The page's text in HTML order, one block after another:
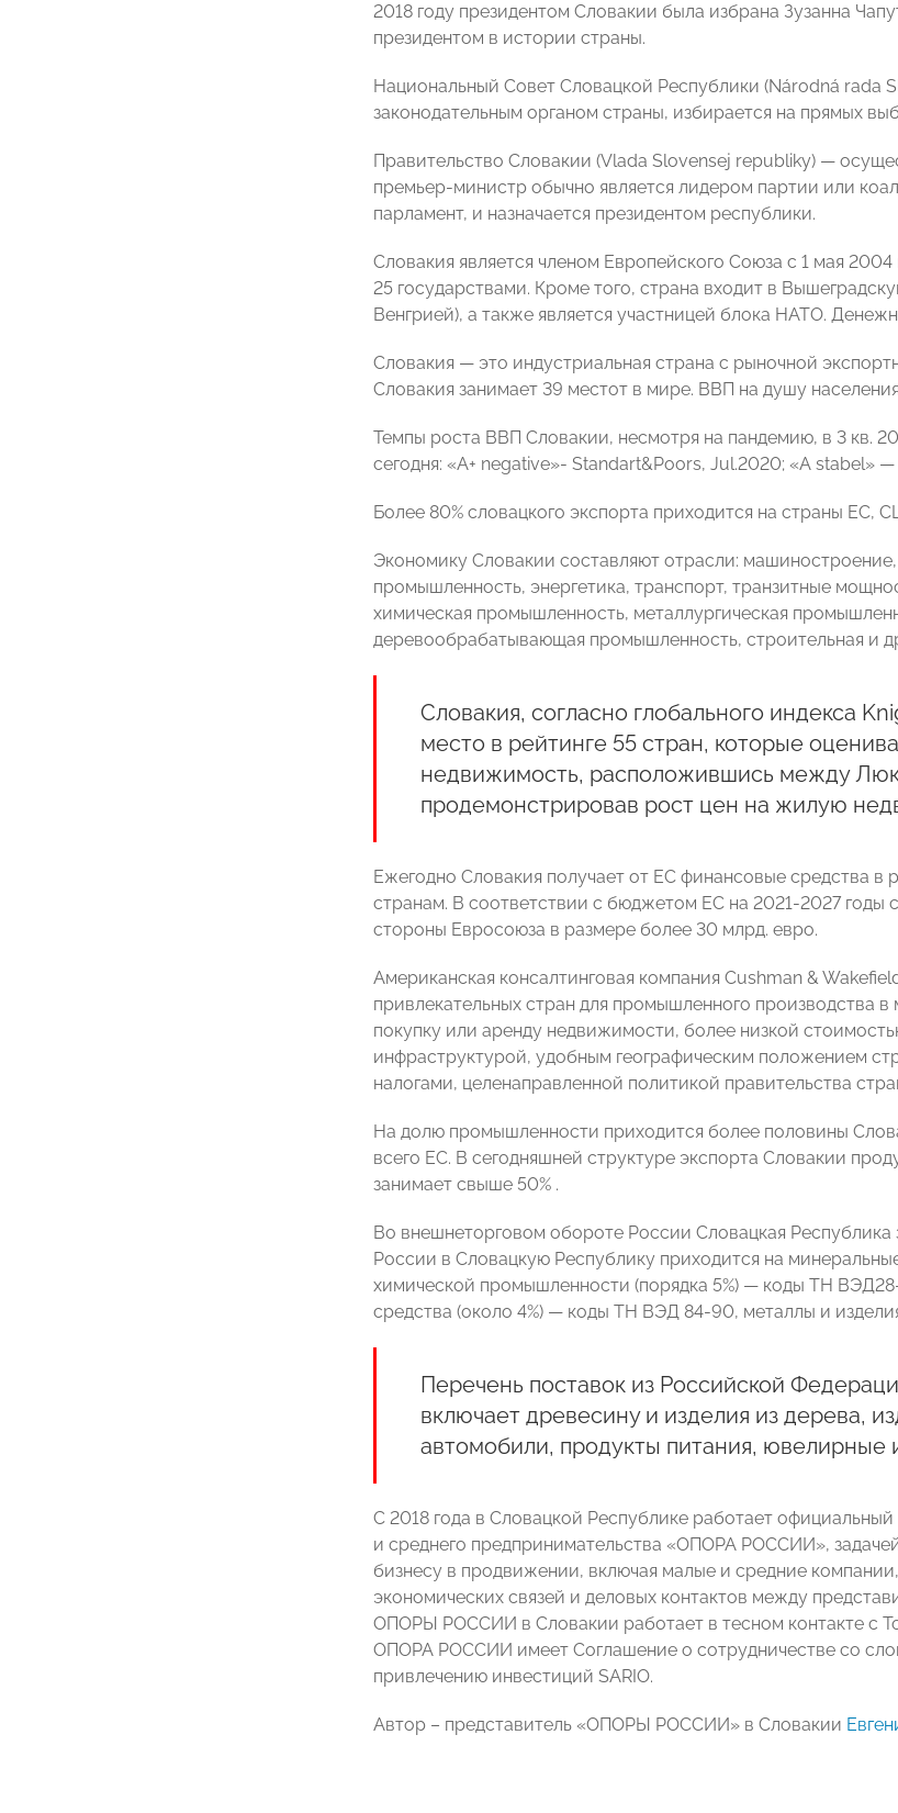
2018 году президентом Словакии была избрана Зузанна
президентом в истории страны.
Национальный Совет Словацкой Республики (Národná rada
законодательным органом страны, избирается на прямых
Правительство Словакии (Vlada Slovensej republiky) —
премьер-министр обычно является лидером партии или
парламент, и назначается президентом республики.
Словакия является членом Европейского Союза с 1 мая
25 государствами. Кроме того, страна входит в
Венгрией), а также является участницей блока НАТО.
Словакия — это индустриальная страна с рыночной
Словакия занимает 39 местот в мире. ВВП на душу
Темпы роста ВВП Словакии, несмотря на пандемию, в 3 кв.
сегодня: «А+ negative»- Standart&Poors, Jul.2020; «А stabel»
Более 80% словацкого экспорта приходится на страны ЕС,
Экономику Словакии составляют отрасли:
промышленность, энергетика, транспорт, транзитные
химическая промышленность, металлургическая
деревообрабатывающая промышленность, строительная и
Словакия, согласно глобального индекса
место в рейтинге 55 стран, которые
недвижимость, расположившись между
продемонстрировав рост цен на жилую
Ежегодно Словакия получает от ЕС финансовые средства
странам. В соответствии с бюджетом ЕС на 2021-2027 годы
стороны Евросоюза в размере более 30 млрд. евро.
Американская консалтинговая компания Cushman &
привлекательных стран для промышленного производства
покупку или аренду недвижимости, более низкой
инфраструктурой, удобным географическим положением
налогами, целенаправленной политикой правительства
На долю промышленности приходится более половины
всего ЕС. В сегодняшней структуре экспорта Словакии
занимает свыше 50% .
Во внешнеторговом обороте России Словацкая Республика
России в Словацкую Республику приходится на
химической промышленности (порядка 5%) — коды ТН
средства (около 4%) — коды ТН ВЭД 84-90, металлы и
Перечень поставок из Российской
включает древесину и изделия из дерева,
автомобили, продукты питания, ювелирные
С 2018 года в Словацкой Республике работает
и среднего предпринимательства «ОПОРА РОССИИ»,
бизнесу в продвижении, включая малые и средние
экономических связей и деловых контактов между
ОПОРЫ РОССИИ в Словакии работает в тесном контакте с
ОПОРА РОССИИ имеет Соглашение о сотрудничестве со
привлечению инвестиций SARIO.
Автор – представитель «ОПОРЫ РОССИИ» в Словакии